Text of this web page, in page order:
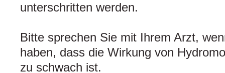
unterschritten werden.
Bitte sprechen Sie mit Ihrem Arzt,
haben, dass die Wirkung von
zu schwach ist.